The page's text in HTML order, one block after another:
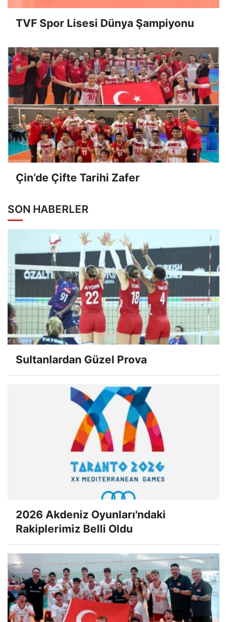
TVF Spor Lisesi Dünya Şampiyonu
Çin’de Çifte Tarihi Zafer
SON HABERLER
Sultanlardan Güzel Prova
2026 Akdeniz Oyunları'ndaki
Rakiplerimiz Belli Oldu